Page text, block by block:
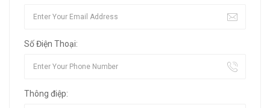
Số Điện Thoại:
Thông điệp: